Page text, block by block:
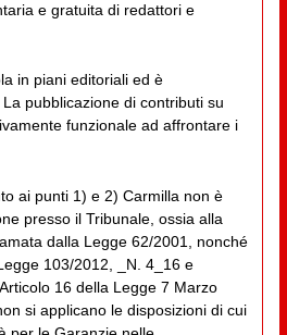
e gratuita di redattori e
in piani editoriali ed è
pubblicazione di contributi su
funzionale ad affrontare i
ai punti 1) e 2) Carmilla non è
presso il Tribunale, ossia alla
dalla Legge 62/2001, nonché
103/2012, _N. 4_16 e
16 della Legge 7 Marzo
si applicano le disposizioni di cui